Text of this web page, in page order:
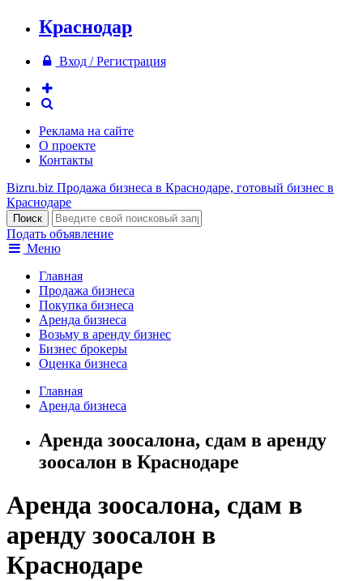
Краснодар
Вход / Регистрация
Реклама на сайте
О проекте
Контакты
Bizru.biz Продажа бизнеса в Краснодаре, готовый бизнес в
Краснодаре
Подать объявление
Меню
Главная
Продажа бизнеса
Покупка бизнеса
Аренда бизнеса
Возьму в аренду бизнес
Бизнес брокеры
Оценка бизнеса
Главная
Аренда бизнеса
Аренда зоосалона, сдам в аренду
зоосалон в Краснодаре
Аренда зоосалона, сдам в
аренду зоосалон в
Краснодаре